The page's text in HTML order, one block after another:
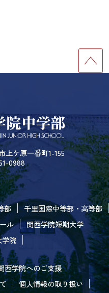
上ケ原一番町1-155
0988
部
千里国際中等部・高等部
ル
関西学院短期大学
学院
西学院へのご支援
個人情報の取り扱い